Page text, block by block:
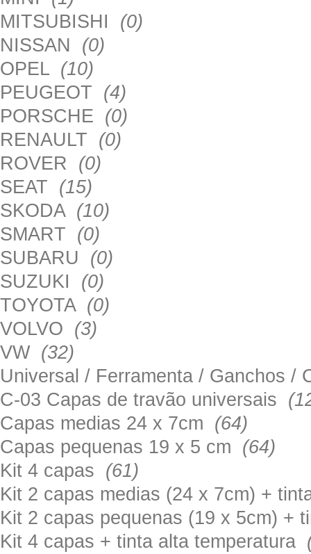
MITSUBISHI (0)
NISSAN (0)
OPEL (10)
PEUGEOT (4)
PORSCHE (0)
RENAULT (0)
ROVER (0)
SEAT (15)
SKODA (10)
SMART (0)
SUBARU (0)
SUZUKI (0)
TOYOTA (0)
VOLVO (3)
VW (32)
Universal / Ferramenta / Ganchos
C-03 Capas de travão universais
Capas medias 24 x 7cm (64)
Capas pequenas 19 x 5 cm (64)
Kit 4 capas (61)
Kit 2 capas medias (24 x 7cm) +
Kit 2 capas pequenas (19 x 5cm) +
Kit 4 capas + tinta alta temperatura